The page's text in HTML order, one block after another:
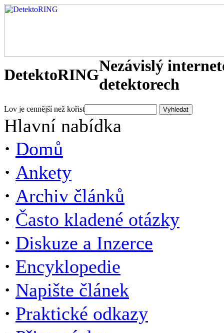
DetektoRINGNezávislý
detektorech
Lov je cennější než kořist
Hlavní nabídka
· Domů
· Ankety
· Archiv článků
· Často kladené otázky
· Diskuze a Inzerce
· Encyklopedie
· Napište článek
· Praktické odkazy